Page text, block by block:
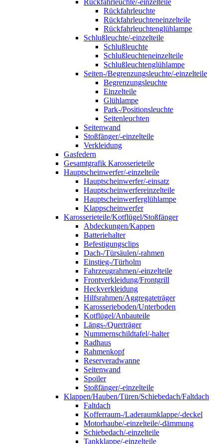
Rückfahrleuchte/-einzelteile
Rückfahrleuchte
Rückfahrleuchteneinzelteile
Rückfahrleuchtenglühlampe
Schlußleuchte/-einzelteile
Schlußleuchte
Schlußleuchteneinzelteile
Schlußleuchtenglühlampe
Seiten-/Begrenzungsleuchte/-einzelteile
Begrenzungsleuchte
Einzelteile
Glühlampe
Park-/Positionsleuchte
Seitenleuchten
Seitenwand
Stoßfänger/-einzelteile
Verkleidung
Gasfedern
Gesamtgrafik Karosserieteile
Hauptscheinwerfer/-einzelteile
Hauptscheinwerfer/-einsatz
Hauptscheinwerfereinzelteile
Hauptscheinwerferglühlampe
Klappscheinwerfer
Karosserieteile/Kotflügel/Stoßfänger
Abdeckungen/Kappen
Batteriehalter
Befestigungsclips
Dach-/Türsäulen/-rahmen
Einstieg-/Türholm
Fahrzeugrahmen/-einzelteile
Frontverkleidung/Frontgrill
Heckverkleidung
Hilfsrahmen/Aggregateträger
Karosserieboden/Unterboden
Kotflügel/Anbauteile
Längs-/Querträger
Nummernschildtafel/-halter
Radhaus
Rahmenkopf
Reserveradwanne
Seitenwand
Spoiler
Stoßfänger/-einzelteile
Klappen/Hauben/Türen/Schiebedach/Faltdach
Faltdach
Kofferraum-/Laderaumklappe/-deckel
Motorhaube/-einzelteile/-dämmung
Schiebedach/-einzelteile
Tankklappe/-einzelteile